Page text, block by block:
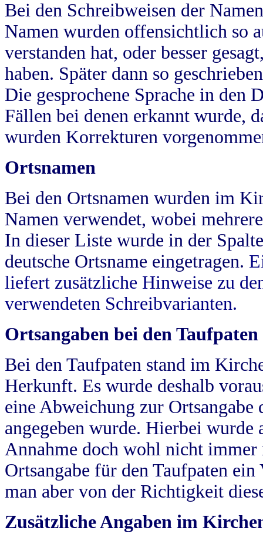
Bei den Schreibweisen der
Namen wurden offensichtlich so
verstanden hat, oder besser
haben. Später dann so
Die gesprochene Sprache in
Fällen bei denen erkannt wurde,
wurden Korrekturen
Ortsnamen
Bei den Ortsnamen wurden im
Namen verwendet, wobei
In dieser Liste wurde in der
deutsche Ortsname eingetragen.
liefert zusätzliche Hinweise zu
verwendeten Schreibvarianten.
Ortsangaben bei den Taufpaten
Bei den Taufpaten stand im
Herkunft. Es wurde deshalb
eine Abweichung zur
angegeben wurde. Hierbei wurde
Annahme doch wohl nicht
Ortsangabe für den Taufpaten
man aber von der Richtigkeit
Zusätzliche Angaben im